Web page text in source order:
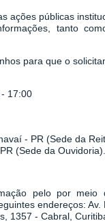
ações públicas
tanto
para que o
17:00
- PR (Sede da
(Sede da Ouvidoria).
pelo por
endereços:
1357 - Cabral,